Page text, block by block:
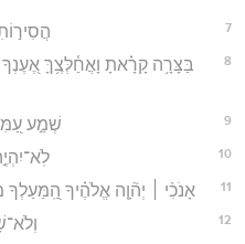
7
8
בַּצָּרָ֥ה קָרָ֗אתָ וָאֲחַ֫לְּצֶ֥ךָּ
9 שְׁמַ֣ע
10
11 אָנֹכִ֨י ׀ יְה֘וָ֤ה אֱלֹהֶ֗יךָ
12